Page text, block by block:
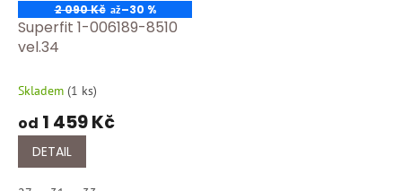
2 090 Kč až–30 %
Superfit 1-006189-8510
vel.34
Skladem (1 ks)
od 1 459 Kč
DETAIL